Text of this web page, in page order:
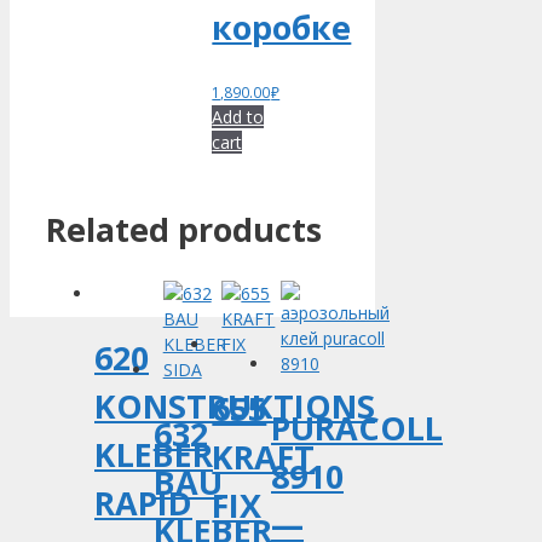
коробке
1,890.00₽
Add to
cart
Related products
620
KONSTRUKTIONS
KLEBER
RAPID
632
BAU
KLEBER
655
KRAFT
FIX
PURACOLL
8910
—